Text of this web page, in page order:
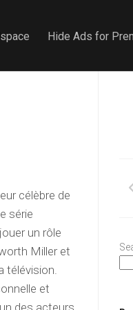
Hide Ads for
célèbre de
série
un rôle
Miller et
télévision.
et
des acteurs